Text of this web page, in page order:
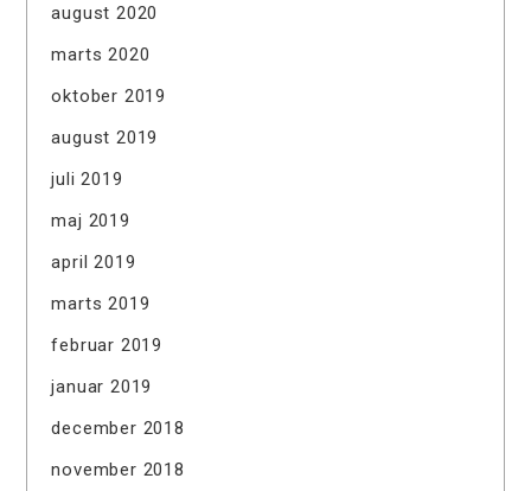
august 2020
marts 2020
oktober 2019
august 2019
juli 2019
maj 2019
april 2019
marts 2019
februar 2019
januar 2019
december 2018
november 2018